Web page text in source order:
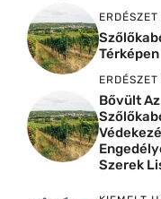
Térképen
Bővült
Szerek